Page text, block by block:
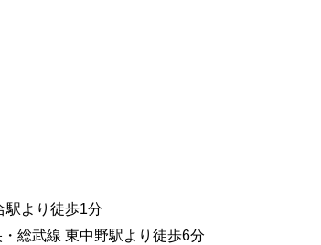
駅より徒歩1分
総武線 東中野駅より徒歩6分